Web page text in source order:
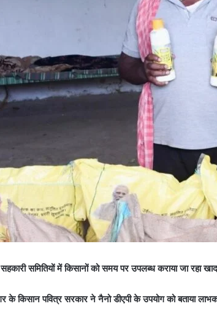
समितियों में किसानों को समय पर उपलब्ध कराया जा रहा
के किसान पवित्र सरकार ने नैनो डीएपी के उपयोग को बताया